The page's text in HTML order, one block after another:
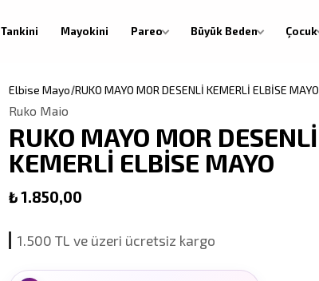
Tankini Mayokini Pareo Büyük Beden Çocuk
Elbise Mayo RUKO MAYO MOR DESENLİ KEMERLİ ELBİSE MAYO
Ruko Maio
RUKO MAYO MOR DESENLİ
KEMERLİ ELBİSE MAYO
₺ 1.850,00
İlk siparişinize özel 50 TL indirim.